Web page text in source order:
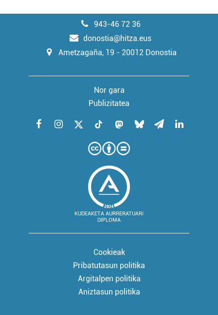
943-46 72 36
donostia@hitza.eus
Ametzagaña, 19 - 20012 Donostia
Nor gara
Publizitatea
KUDEAKETA AURRERATUARI
DIPLOMA
Cookieak
Pribatutasun politika
Argitalpen politika
Aniztasun politika